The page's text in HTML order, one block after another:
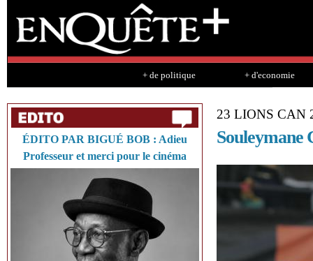
+ de politique + d'economie
ÉDITO PAR BIGUÉ BOB : Adieu
Professeur et merci pour le cinéma
23 LIONS CAN
Souleymane